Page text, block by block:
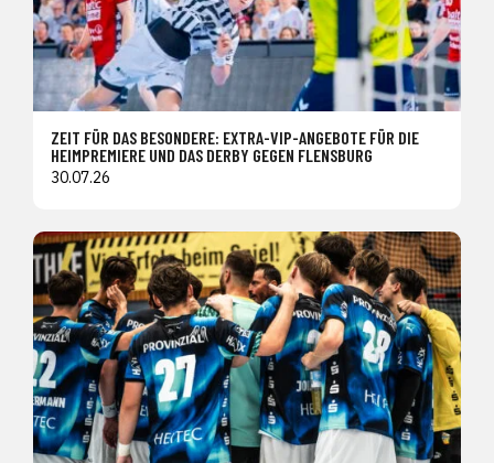
ZEIT FÜR DAS BESONDERE: EXTRA-VIP-ANGEBOTE FÜR DIE
HEIMPREMIERE UND DAS DERBY GEGEN FLENSBURG
30.07.26